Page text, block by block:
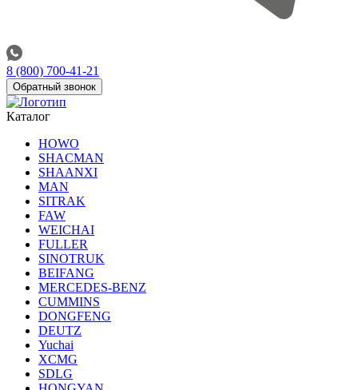
8 (800) 700-41-21
Обратный звонок
Каталог
HOWO
SHACMAN
SHAANXI
MAN
SITRAK
FAW
WEICHAI
FULLER
SINOTRUK
BEIFANG
MERCEDES-BENZ
CUMMINS
DONGFENG
DEUTZ
Yuchai
XCMG
SDLG